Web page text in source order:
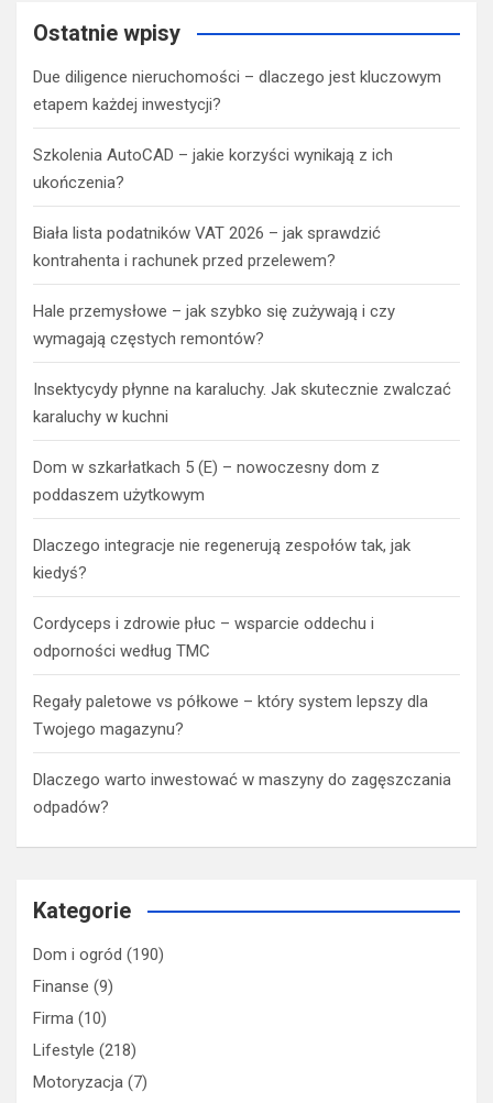
Ostatnie wpisy
Due diligence nieruchomości – dlaczego jest kluczowym
etapem każdej inwestycji?
Szkolenia AutoCAD – jakie korzyści wynikają z ich
ukończenia?
Biała lista podatników VAT 2026 – jak sprawdzić
kontrahenta i rachunek przed przelewem?
Hale przemysłowe – jak szybko się zużywają i czy
wymagają częstych remontów?
Insektycydy płynne na karaluchy. Jak skutecznie zwalczać
karaluchy w kuchni
Dom w szkarłatkach 5 (E) – nowoczesny dom z
poddaszem użytkowym
Dlaczego integracje nie regenerują zespołów tak, jak
kiedyś?
Cordyceps i zdrowie płuc – wsparcie oddechu i
odporności według TMC
Regały paletowe vs półkowe – który system lepszy dla
Twojego magazynu?
Dlaczego warto inwestować w maszyny do zagęszczania
odpadów?
Kategorie
Dom i ogród (190)
Finanse (9)
Firma (10)
Lifestyle (218)
Motoryzacja (7)